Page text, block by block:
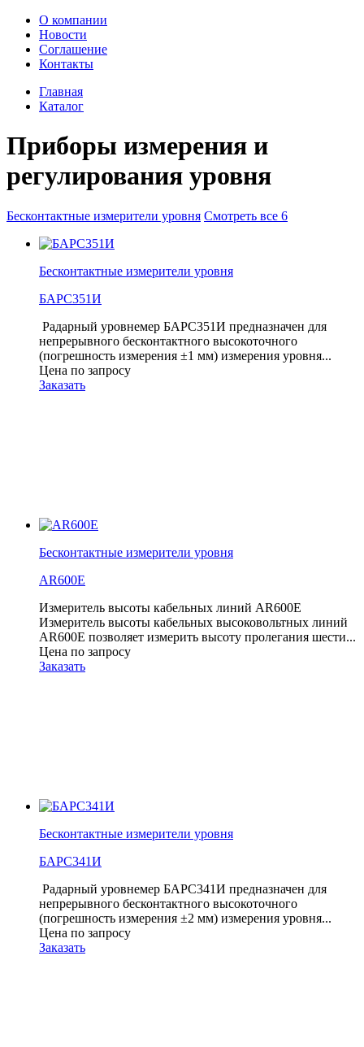
О компании
Новости
Соглашение
Контакты
Главная
Каталог
Приборы измерения и
регулирования уровня
Бесконтактные измерители уровня Смотреть все 6
Бесконтактные измерители уровня
БАРС351И
Радарный уровнемер БАРС351И предназначен для
непрерывного бесконтактного высокоточного
(погрешность измерения ±1 мм) измерения уровня...
Цена по запросу
Заказать
Бесконтактные измерители уровня
AR600E
Измеритель высоты кабельных линий AR600E
Измеритель высоты кабельных высоковольтных линий
AR600E позволяет измерить высоту пролегания шести...
Цена по запросу
Заказать
Бесконтактные измерители уровня
БАРС341И
Радарный уровнемер БАРС341И предназначен для
непрерывного бесконтактного высокоточного
(погрешность измерения ±2 мм) измерения уровня...
Цена по запросу
Заказать